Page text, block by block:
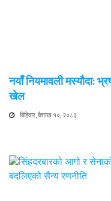
नयाँ नियमावली मस्यौदा:
खेल
बिहिवार, बैशाख १०, २०८३